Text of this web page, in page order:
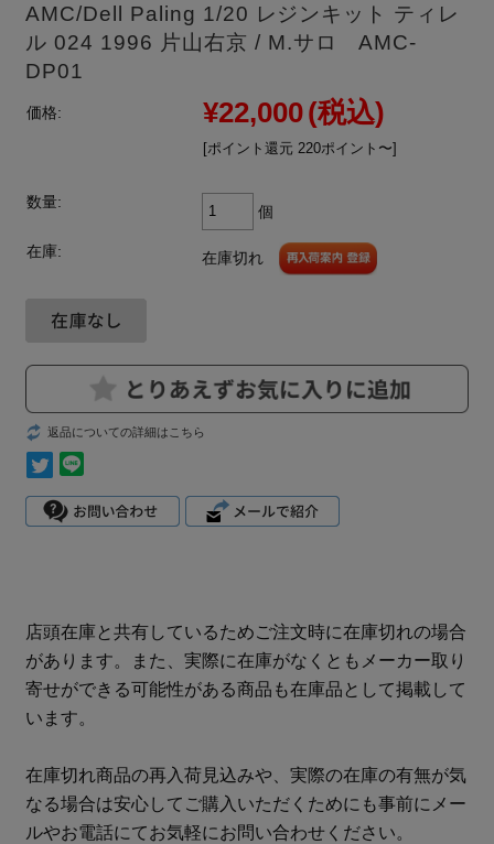
AMC/Dell Paling 1/20 レジンキット ティレ
ル 024 1996 片山右京 / M.サロ AMC-
DP01
価格: ¥22,000(税込)
[ポイント還元 220ポイント〜]
数量:
個
在庫: 在庫切れ
返品についての詳細はこちら
店頭在庫と共有しているためご注文時に在庫切れの場合
があります。また、実際に在庫がなくともメーカー取り
寄せができる可能性がある商品も在庫品として掲載して
います。
在庫切れ商品の再入荷見込みや、実際の在庫の有無が気
なる場合は安心してご購入いただくためにも事前にメー
ルやお電話にてお気軽にお問い合わせください。